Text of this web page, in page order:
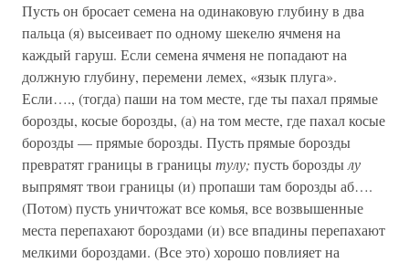
Пусть он бросает семена на одинаковую глубину в два
пальца (я) высеивает по одному шекелю ячменя на
каждый гаруш. Если семена ячменя не попадают на
должную глубину, перемени лемех, «язык плуга».
Если…., (тогда) паши на том месте, где ты пахал прямые
борозды, косые борозды, (а) на том месте, где пахал косые
борозды — прямые борозды. Пусть прямые борозды
превратят границы в границытулу; пусть бороздылу
выпрямят твои границы (и) пропаши там борозды аб….
(Потом) пусть уничтожат все комья, все возвышенные
места перепахают бороздами (и) все впадины перепахают
мелкими бороздами. (Все это) хорошо повлияет на